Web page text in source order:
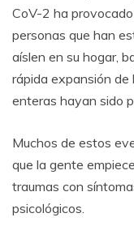
CoV-2 ha
personas que han
aíslen en su hogar,
rápida expansión de
enteras hayan sido
Muchos de estos
que la gente
traumas con
psicológicos.